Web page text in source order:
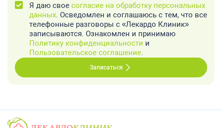
Я даю свое согласие на обработку персональных
данных. Осведомлен и соглашаюсь с тем, что все
телефонные разговоры с «Лекардо Клиник»
записываются. Ознакомлен и принимаю
Политику конфиденциальности и
Пользовательское соглашение.
Записаться